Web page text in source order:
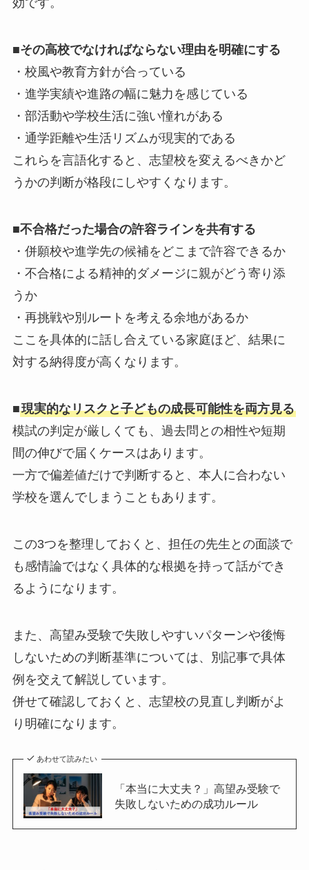
効です。
■その高校でなければならない理由を明確にする
・校風や教育方針が合っている
・進学実績や進路の幅に魅力を感じている
・部活動や学校生活に強い憧れがある
・通学距離や生活リズムが現実的である
これらを言語化すると、志望校を変えるべきかど
うかの判断が格段にしやすくなります。
■不合格だった場合の許容ラインを共有する
・併願校や進学先の候補をどこまで許容できるか
・不合格による精神的ダメージに親がどう寄り添
うか
・再挑戦や別ルートを考える余地があるか
ここを具体的に話し合えている家庭ほど、結果に
対する納得度が高くなります。
■現実的なリスクと子どもの成長可能性を両方見る
模試の判定が厳しくても、過去問との相性や短期
間の伸びで届くケースはあります。
一方で偏差値だけで判断すると、本人に合わない
学校を選んでしまうこともあります。
この3つを整理しておくと、担任の先生との面談で
も感情論ではなく具体的な根拠を持って話ができ
るようになります。
また、高望み受験で失敗しやすいパターンや後悔
しないための判断基準については、別記事で具体
例を交えて解説しています。
併せて確認しておくと、志望校の見直し判断がよ
り明確になります。
あわせて読みたい
「本当に大丈夫？」高望み受験で
失敗しないための成功ルール